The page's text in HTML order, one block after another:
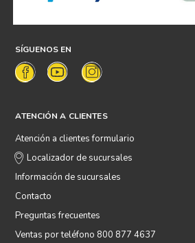
SÍGUENOS EN
ATENCIÓN A CLIENTES
Atención a clientes formulario
Localizador de sucursales
Información de sucursales
Contacto
Preguntas frecuentes
Ventas por teléfono 800 877 4637